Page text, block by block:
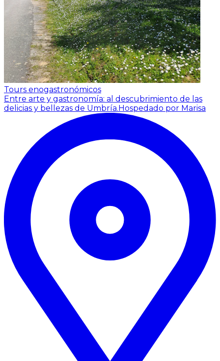
Tours enogastronómicos
Entre arte y gastronomía: al descubrimiento de las
delicias y bellezas de Umbría.Hospedado por Marisa